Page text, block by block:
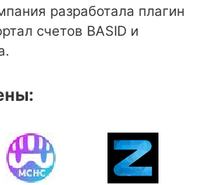
разработала плагин
счетов BASID и